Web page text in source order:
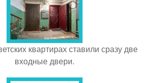
квартирах ставили сразу две
входные двери.